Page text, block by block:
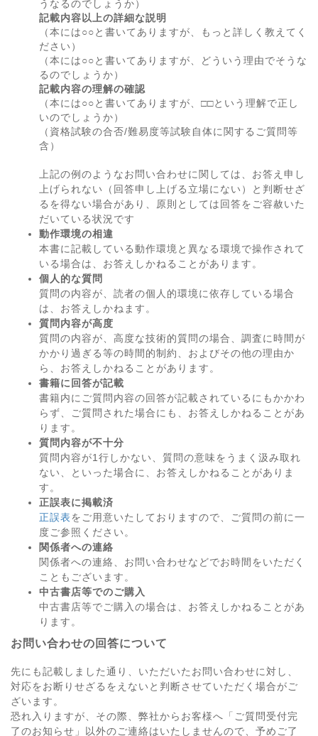
うなるのでしょうか）
記載内容以上の詳細な説明
（本には○○と書いてありますが、もっと詳しく教えてく
ださい）
（本には○○と書いてありますが、どういう理由でそうな
るのでしょうか）
記載内容の理解の確認
（本には○○と書いてありますが、□□という理解で正し
いのでしょうか）
（資格試験の合否/難易度等試験自体に関するご質問等
含）
上記の例のようなお問い合わせに関しては、お答え申し
上げられない（回答申し上げる立場にない）と判断せざ
るを得ない場合があり、原則としては回答をご容赦いた
だいている状況です
動作環境の相違
本書に記載している動作環境と異なる環境で操作されて
いる場合は、お答えしかねることがあります。
個人的な質問
質問の内容が、読者の個人的環境に依存している場合
は、お答えしかねます。
質問内容が高度
質問の内容が、高度な技術的質問の場合、調査に時間が
かかり過ぎる等の時間的制約、およびその他の理由か
ら、お答えしかねることがあります。
書籍に回答が記載
書籍内にご質問内容の回答が記載されているにもかかわ
らず、ご質問された場合にも、お答えしかねることがあ
ります。
質問内容が不十分
質問内容が1行しかない、質問の意味をうまく汲み取れ
ない、といった場合に、お答えしかねることがありま
す。
正誤表に掲載済
正誤表をご用意いたしておりますので、ご質問の前に一
度ご参照ください。
関係者への連絡
関係者への連絡、お問い合わせなどでお時間をいただく
こともございます。
中古書店等でのご購入
中古書店等でご購入の場合は、お答えしかねることがあ
ります。
お問い合わせの回答について
先にも記載しました通り、いただいたお問い合わせに対し、
対応をお断りせざるをえないと判断させていただく場合がご
ざいます。
恐れ入りますが、その際、弊社からお客様へ「ご質問受付完
了のお知らせ」以外のご連絡はいたしませんので、予めご了